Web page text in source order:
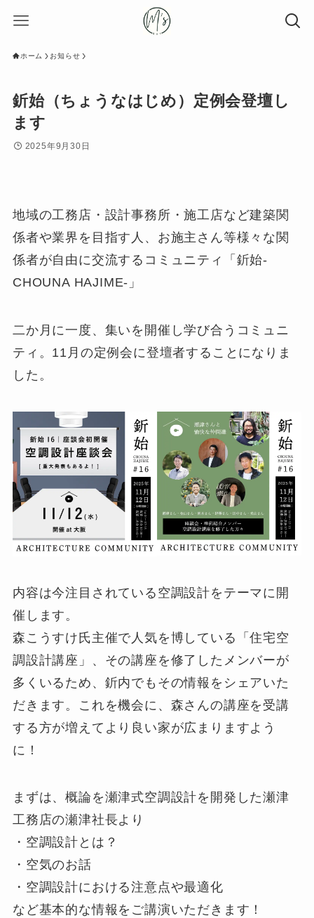
ホーム お知らせ
釿始（ちょうなはじめ）定例会登壇し
ます
2025年9月30日
地域の工務店・設計事務所・施工店など建築関
係者や業界を目指す人、お施主さん等様々な関
係者が自由に交流するコミュニティ「釿始-
CHOUNA HAJIME-」
二か月に一度、集いを開催し学び合うコミュニ
ティ。11月の定例会に登壇者することになりま
した。
内容は今注目されている空調設計をテーマに開
催します。
森こうすけ氏主催で人気を博している「住宅空
調設計講座」、その講座を修了したメンバーが
多くいるため、釿内でもその情報をシェアいた
だきます。これを機会に、森さんの講座を受講
する方が増えてより良い家が広まりますよう
に！
まずは、概論を瀬津式空調設計を開発した瀬津
工務店の瀬津社長より
・空調設計とは？
・空気のお話
・空調設計における注意点や最適化
など基本的な情報をご講演いただきます！